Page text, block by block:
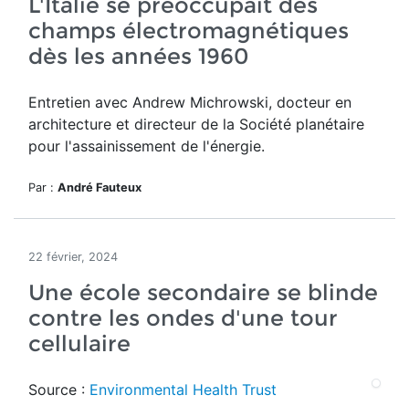
champs électromagnétiques
dès les années 1960
Entretien avec Andrew Michrowski, docteur en
architecture et directeur de la Société planétaire
pour l'assainissement de l'énergie.
Par : André Fauteux
22 février, 2024
Une école secondaire se blinde
contre les ondes d'une tour
cellulaire
Source : Environmental Health Trust